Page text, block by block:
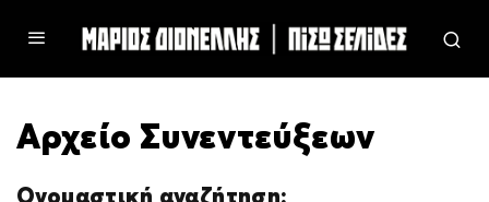
Αρχείο Συνεντεύξεων